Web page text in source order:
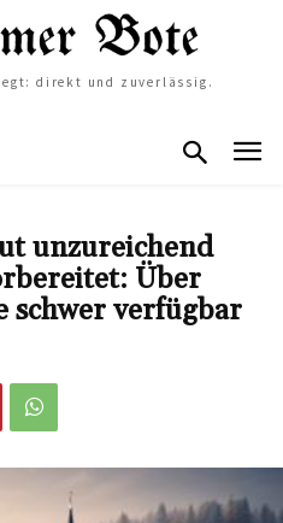
direkt und zuverlässig.
unzureichend
Über
schwer verfügbar